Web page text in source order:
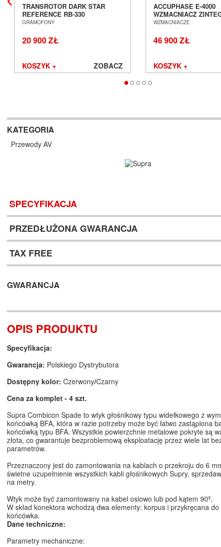
TRANSROTOR DARK STAR
REFERENCE RB-330
GRAMOFON ANALOGOWY
GRAMOFONY
20 900 ZŁ
KOSZYK + ZOBACZ
ACCUPHASE E-4000
WZMACNIACZ
SALON POZNAŃ
WZMACNIACZE
46 900 ZŁ
KOSZYK +
KATEGORIA
Przewody AV
SPECYFIKACJA
PRZEDŁUŻONA GWARANCJA
TAX FREE
GWARANCJA
OPIS PRODUKTU
Specyfikacja:
Gwarancja: Polskiego Dystrybutora
Dostępny kolor: Czerwony/Czarny
Cena za komplet - 4 szt.
Supra Combicon Spade to wtyk głośnikowy typu widełkowego z
końcówką BFA, która w razie potrzeby może być łatwo zastąpiona
końcówką typu BFA. Wszystkie powierzchnie metalowe pokryte są
złota, co gwarantuje bezproblemową eksploatację przez wiele lat
parametrów.
Przeznaczony jest do zamontowania na kablach o przekroju do 6
świetne uzupełnienie wszystkich kabli głośnikowych Supry,
na metry.
Wtyk może być zamontowany na kabel osiowo lub pod kątem 90º.
W skład konektora wchodzą dwa elementy: korpus i przykręcana
końcówka.
Dane techniczne:
Parametry mechaniczne: